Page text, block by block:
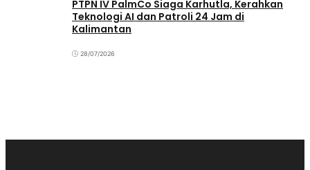
PTPN IV PalmCo Siaga Karhutla, Kerahkan
Teknologi AI dan Patroli 24 Jam di
Kalimantan
28/07/2026